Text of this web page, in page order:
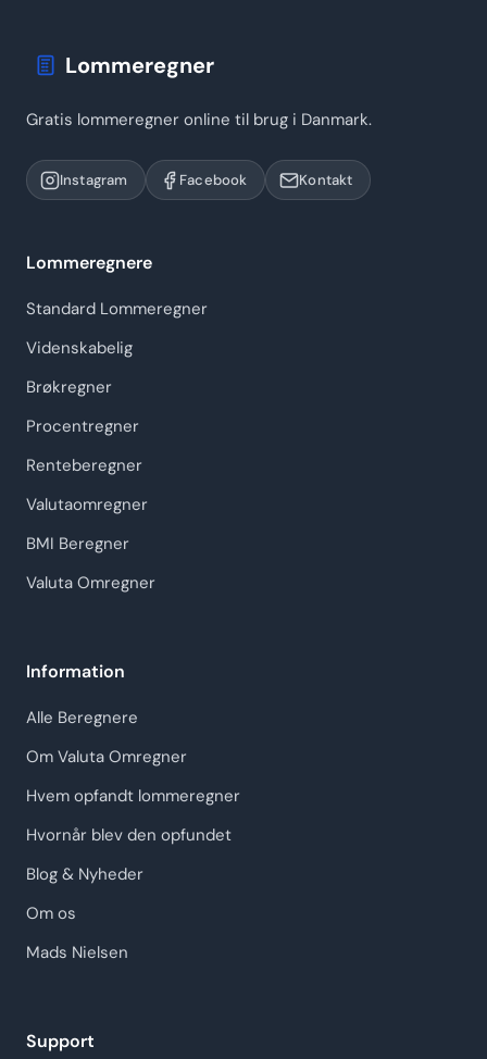
Lommeregner
Gratis lommeregner online til brug i Danmark.
Instagram Facebook Kontakt
Lommeregnere
Standard Lommeregner
Videnskabelig
Brøkregner
Procentregner
Renteberegner
Valutaomregner
BMI Beregner
Valuta Omregner
Information
Alle Beregnere
Om Valuta Omregner
Hvem opfandt lommeregner
Hvornår blev den opfundet
Blog & Nyheder
Om os
Mads Nielsen
Support